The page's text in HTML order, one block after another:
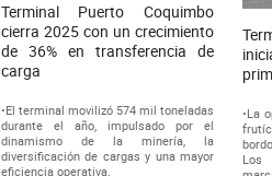
Terminal Puerto Coquimbo
cierra 2025 con un crecimiento
de 36% en transferencia de
carga
•El terminal movilizó 574 mil toneladas
durante el año, impulsado por el
dinamismo de la minería, la
diversificación de cargas y una mayor
eficiencia operativa.
•La
Los